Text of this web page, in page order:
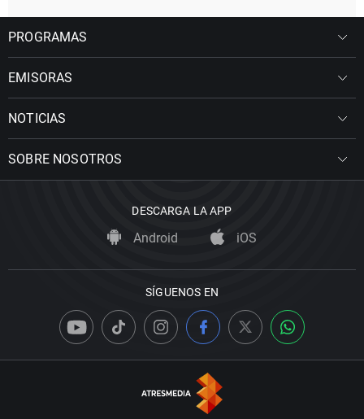
PROGRAMAS
EMISORAS
NOTICIAS
SOBRE NOSOTROS
DESCARGA LA APP
Android iOS
SÍGUENOS EN